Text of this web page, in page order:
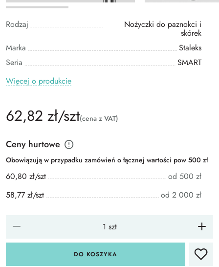
Rodzaj Nożyczki do paznokci i
skórek
Marka
Staleks
Seria
SMART
Więcej o produkcie
62,82 zł/szt(cena z VAT)
Ceny hurtowe
Obowiązują w przypadku zamówień o łącznej wartości pow 500 zł
60,80 zł/szt
od 500 zł
58,77 zł/szt
od 2 000 zł
DO KOSZYKA